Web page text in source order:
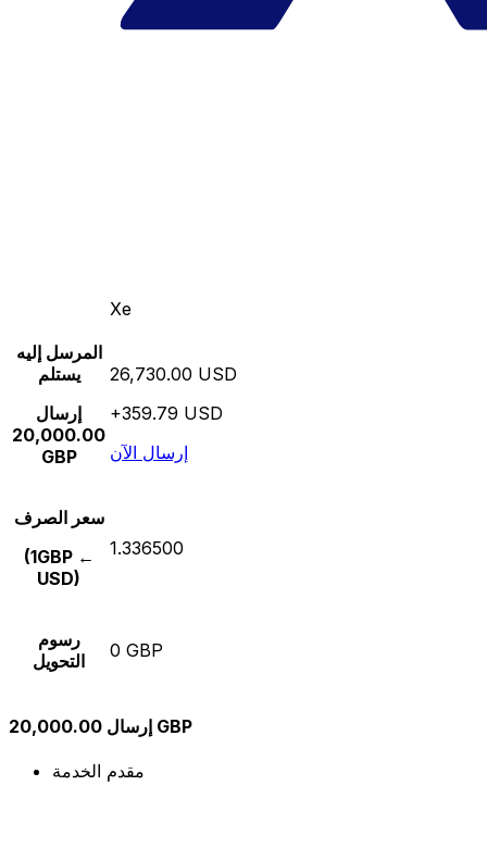
Xe
المرسل إليه
يستلم
إرسال
20,000.00
GBP
26,730.00 USD
+359.79 USD
إرسال الآن
سعر الصرف
(1GBP ←
USD)
1.336500
رسوم
التحويل
0 GBP
إرسال 20,000.00 GBP
مقدم الخدمة